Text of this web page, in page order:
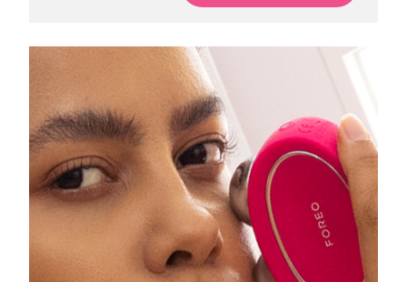
Tahmini teslim tarihi11/8/26
11/8/26
Polonya Tahmini teslim tarihi
Portekiz Tahmini teslim tarihi8/8/26
Porto Riko Tahmini teslim tarihi 10/8/26
Tahmini teslim tarihi 9/8/26
Reunion Tahmini teslim tarihi 13/8/26